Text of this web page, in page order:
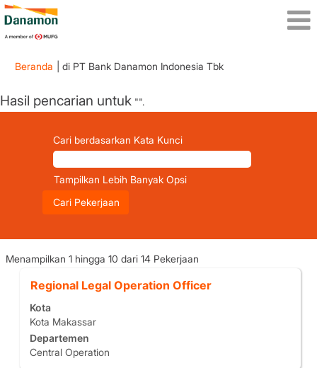
Beranda di PT Bank Danamon Indonesia Tbk(halaman
Hasil pencarian untuk "".
Cari berdasarkan Kata Kunci
Tampilkan Lebih Banyak Opsi
Menampilkan 1 hingga 10 dari 14 Pekerjaan
untuk
Jabatan
Regional Legal Operation Officer
Kota
Kota Makassar
Departemen
Central Operation
Pilih
bilah
spasi
untuk
melihat